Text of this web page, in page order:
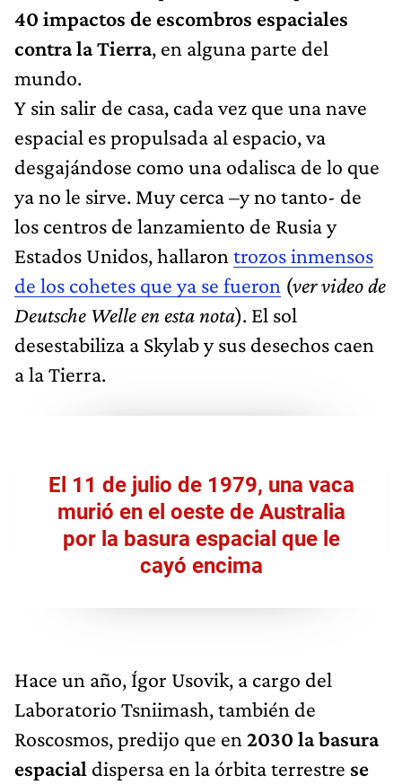
40 impactos de escombros espaciales
contra la Tierra, en alguna parte del
mundo.
Y sin salir de casa, cada vez que una nave
espacial es propulsada al espacio, va
desgajándose como una odalisca de lo que
ya no le sirve. Muy cerca –y no tanto- de
los centros de lanzamiento de Rusia y
Estados Unidos, hallaron trozos inmensos
de los cohetes que ya se fueron (ver video de
Deutsche Welle en esta nota). El sol
desestabiliza a Skylab y sus desechos caen
a la Tierra.
El 11 de julio de 1979, una vaca
murió en el oeste de Australia
por la basura espacial que le
cayó encima
Hace un año, Ígor Usovik, a cargo del
Laboratorio Tsniimash, también de
Roscosmos, predijo que en 2030 la basura
espacial dispersa en la órbita terrestre se